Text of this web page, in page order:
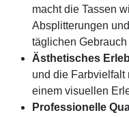
macht die Tassen
Absplitterungen
täglichen
Ästhetisches
und die Farbvielfalt
einem visuellen
Professionelle